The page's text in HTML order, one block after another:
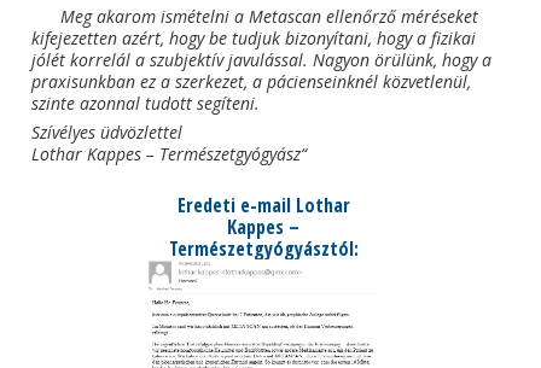
Meg akarom ismételni a Metascan ellenőrző méréseket
kifejezetten azért, hogy be tudjuk bizonyítani, hogy a fizikai
jólét korrelál a szubjektív javulással. Nagyon örülünk, hogy a
praxisunkban ez a szerkezet, a pácienseinknél közvetlenül,
szinte azonnal tudott segíteni.
Szívélyes üdvözlettel
Lothar Kappes – Természetgyógyász“
Eredeti e-mail Lothar
Kappes –
Természetgyógyásztól: